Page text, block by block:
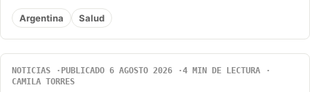
Argentina Salud
NOTICIAS PUBLICADO 6 AGOSTO 2026
4 MIN DE LECTURA
CAMILA TORRES